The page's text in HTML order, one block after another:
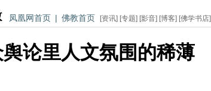
凤凰网首页 | 佛教首页 [资讯] [专题] [影音] [博客] [佛学书店]
论里人文氛围的稀薄